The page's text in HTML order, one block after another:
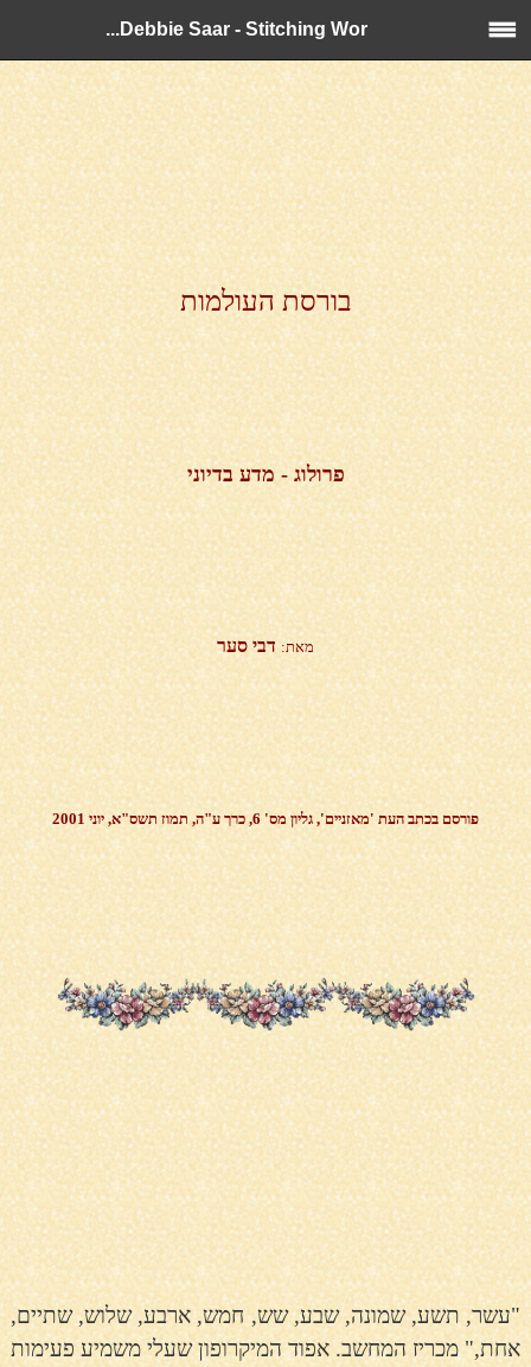
Debbie Saar - Stitching Wor...
בורסת העולמות
פרולוג - מדע בדיוני
מאת: דבי סער
פורסם בכתב העת 'מאזניים', גליון מס' 6, כרך ע"ה, תמוז תשס"א, יוני 2001
"עשר, תשע, שמונה, שבע, שש, חמש, ארבע, שלוש, שתיים,
אחת," מכריז המחשב. אפוד המיקרופון שעלי משמיע פעימות